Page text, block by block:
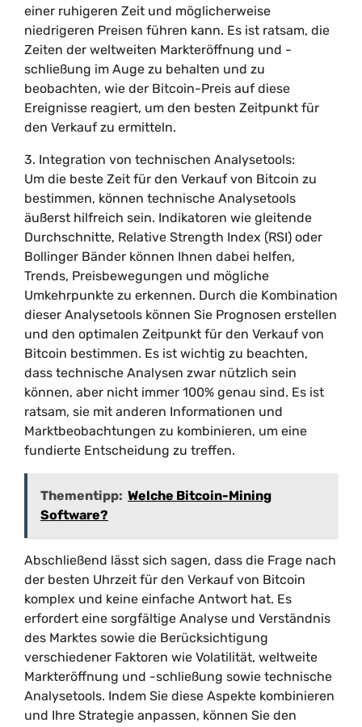
einer ruhigeren Zeit und möglicherweise
niedrigeren Preisen führen kann. Es ist ratsam, die
Zeiten der weltweiten Markteröffnung und -
schließung im Auge zu behalten und zu
beobachten, wie der Bitcoin-Preis auf diese
Ereignisse reagiert, um den besten Zeitpunkt für
den Verkauf zu ermitteln.
3. Integration von technischen Analysetools:
Um die beste Zeit für den Verkauf von Bitcoin zu
bestimmen, können technische Analysetools
äußerst hilfreich sein. Indikatoren wie gleitende
Durchschnitte, Relative Strength Index (RSI) oder
Bollinger Bänder können Ihnen dabei helfen,
Trends, Preisbewegungen und mögliche
Umkehrpunkte zu erkennen. Durch die Kombination
dieser Analysetools können Sie Prognosen erstellen
und den optimalen Zeitpunkt für den Verkauf von
Bitcoin bestimmen. Es ist wichtig zu beachten,
dass technische Analysen zwar nützlich sein
können, aber nicht immer 100% genau sind. Es ist
ratsam, sie mit anderen Informationen und
Marktbeobachtungen zu kombinieren, um eine
fundierte Entscheidung zu treffen.
Thementipp: Welche Bitcoin-Mining
Software?
Abschließend lässt sich sagen, dass die Frage nach
der besten Uhrzeit für den Verkauf von Bitcoin
komplex und keine einfache Antwort hat. Es
erfordert eine sorgfältige Analyse und Verständnis
des Marktes sowie die Berücksichtigung
verschiedener Faktoren wie Volatilität, weltweite
Markteröffnung und -schließung sowie technische
Analysetools. Indem Sie diese Aspekte kombinieren
und Ihre Strategie anpassen, können Sie den